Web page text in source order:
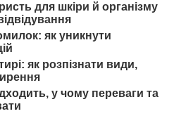
для шкіри й організму
як уникнути
як розпізнати види,
у чому переваги та